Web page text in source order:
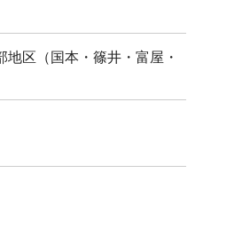
区（国本・篠井・富屋・